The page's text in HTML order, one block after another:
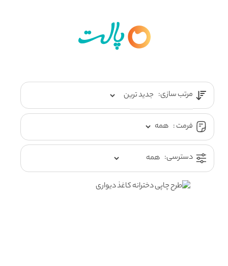
مرتب سازی:
فرمت :
دسترسی: